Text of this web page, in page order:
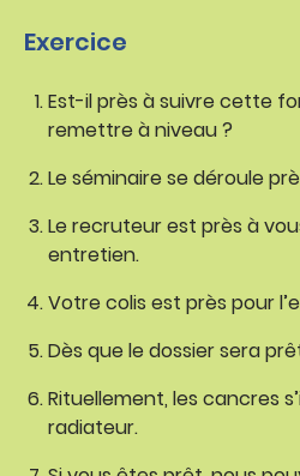
Exercice
Est-il près à suivre cette
remettre à niveau ?
Le séminaire se déroule
Le recruteur est près à
entretien.
Votre colis est près pour
Dès que le dossier sera
Rituellement, les cancres
radiateur.